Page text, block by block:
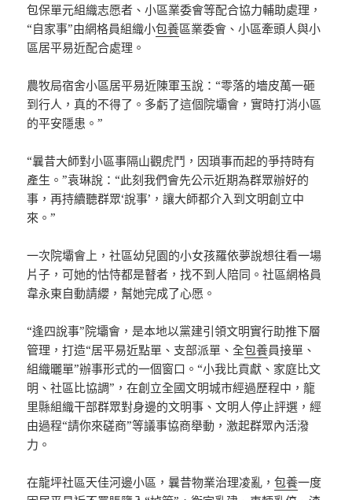
包保單元組織志愿者、小區業委會等配合協力輔助處理，
“自家事”由網格員組織小包養區業委會、小區牽頭人與小
區居平易近配合處理。
農牧局宿舍小區居平易近陳軍玉說：“零落的墻皮萬一砸
到行人，真的不得了。多虧了這個院壩會，實時打消小區
的平安隱患。”
“曩昔大師對小區事隔山觀虎鬥，因瑣事而起的爭持時有
產生。”袁琳說：“此刻我們會先公示近期為群眾辦好的
事，再持續聽群眾‘說事’，讓大師都介入到文明創立中
來。”
一次院壩會上，社區幼兒園的小女孩羅依夢說想往看一場
片子，可她的怙恃都是瞽者，找不到人陪同。社區網格員
韋永東自動請纓，幫她完成了心愿。
“逢四說事”院壩會，是本地以黨建引領文明實行助推下層
管理，打造“居平易近點單、支部派單、全包養員接單、
組織曬單”辦事形式的一個窗口。“小我比貢獻、家庭比文
明、社區比協調”，在創立全國文明城市經過歷程中，龍
里縣組織干部群眾對身邊的文明事、文明人停止評選，經
由過程“請你來磋商”等議事協商舉動，激起群眾內活潑
力。
在龍坪社區天佳河邊小區，曩昔物業治理凌亂，包養一度